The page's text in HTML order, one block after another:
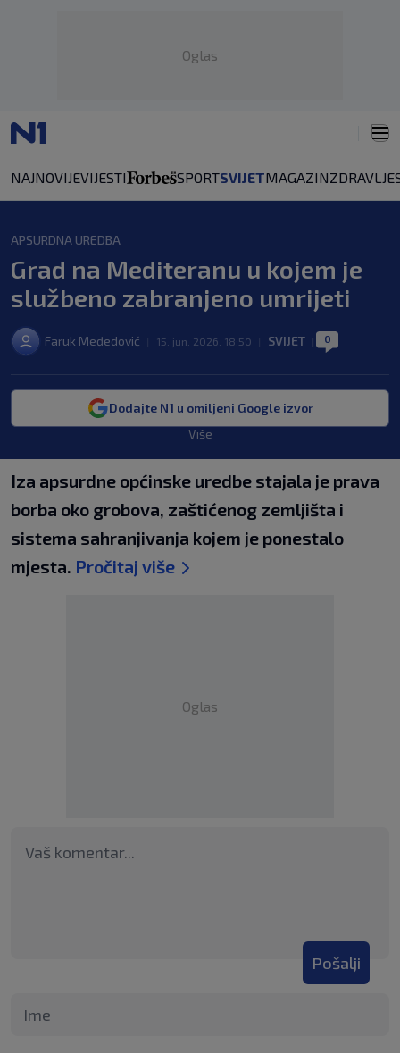
Oglas
NAJNOVIJEVIJESTI SPORTSVIJETMAGAZINZDRAVLJE
APSURDNA UREDBA
Grad na Mediteranu u kojem je
službeno zabranjeno umrijeti
Faruk Međedović 15. jun. 2026. 18:50 SVIJET 0
Dodajte N1 u omiljeni Google izvor
Više
Iza apsurdne općinske uredbe stajala je prava
borba oko grobova, zaštićenog zemljišta i
sistema sahranjivanja kojem je ponestalo
mjesta. Pročitaj više
Oglas
Pošalji